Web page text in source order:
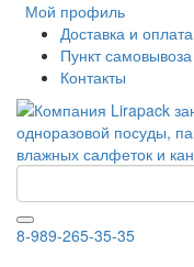
Мой профиль
Доставка и оплата
Пункт самовывоза
Контакты
8-989-265-35-35